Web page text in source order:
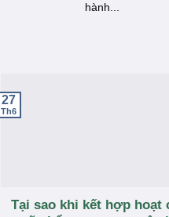
hành...
Tại sao khi kết hợp hoạt
27
Th6